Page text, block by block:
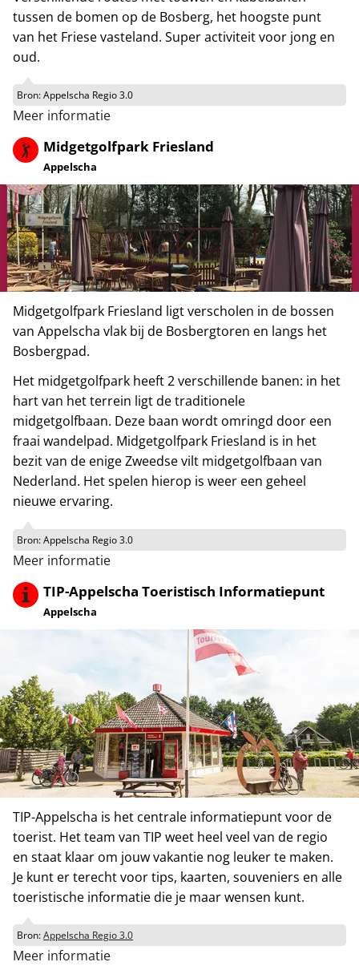
tussen de bomen op de Bosberg, het hoogste punt
van het Friese vasteland. Super activiteit voor jong en
oud.
Bron:Appelscha Regio 3.0
Meer informatie
Midgetgolfpark Friesland
Appelscha
Midgetgolfpark Friesland ligt verscholen in de bossen
van Appelscha vlak bij de Bosbergtoren en langs het
Bosbergpad.
Het midgetgolfpark heeft 2 verschillende banen: in het
hart van het terrein ligt de traditionele
midgetgolfbaan. Deze baan wordt omringd door een
fraai wandelpad. Midgetgolfpark Friesland is in het
bezit van de enige Zweedse vilt midgetgolfbaan van
Nederland. Het spelen hierop is weer een geheel
nieuwe ervaring.
Bron:Appelscha Regio 3.0
Meer informatie
TIP-Appelscha Toeristisch Informatiepunt
Appelscha
TIP-Appelscha is het centrale informatiepunt voor de
toerist. Het team van TIP weet heel veel van de regio
en staat klaar om jouw vakantie nog leuker te maken.
Je kunt er terecht voor tips, kaarten, souveniers en alle
toeristische informatie die je maar wensen kunt.
Bron:Appelscha Regio 3.0
Meer informatie